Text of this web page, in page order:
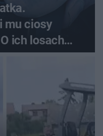
mu ciosy
ich losach